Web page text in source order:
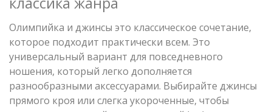
Олимпийка и джинсы это классическое сочетание,
которое подходит практически всем. Это
универсальный вариант для повседневного
ношения, который легко дополняется
разнообразными аксессуарами. Выбирайте джинсы
прямого кроя или слегка укороченные, чтобы